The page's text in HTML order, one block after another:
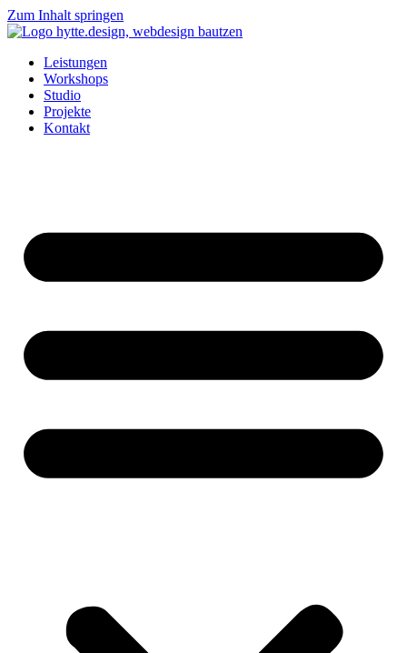
Zum Inhalt springen
Leistungen
Workshops
Studio
Projekte
Kontakt